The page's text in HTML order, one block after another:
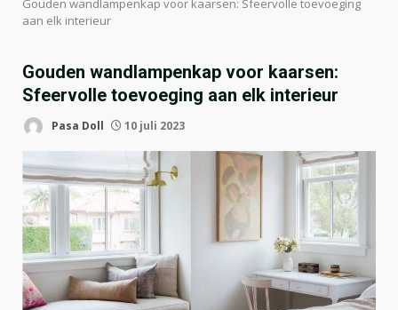
Gouden wandlampenkap voor kaarsen: Sfeervolle toevoeging
aan elk interieur
Gouden wandlampenkap voor kaarsen:
Sfeervolle toevoeging aan elk interieur
Pasa Doll 10 juli 2023